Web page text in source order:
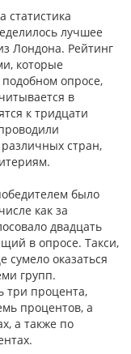
статистика
лучшее
Лондона. Рейтинг
которые
опросе,
в
к тридцати
стран,
было
как за
двадцать
в опросе. Такси,
сумело оказаться
групп.
три процента,
процентов, а
а также по